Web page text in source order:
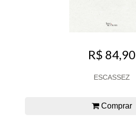
R$ 84,90
ESCASSEZ
Comprar